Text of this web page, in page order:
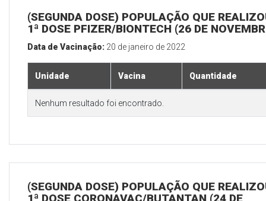
(SEGUNDA DOSE) POPULAÇÃO QUE
1ª DOSE PFIZER/BIONTECH (26 DE
Data de Vacinação: 20 de janeiro de 2022
Unidade Vacina Quantidade
Nenhum resultado foi encontrado.
(SEGUNDA DOSE) POPULAÇÃO QUE